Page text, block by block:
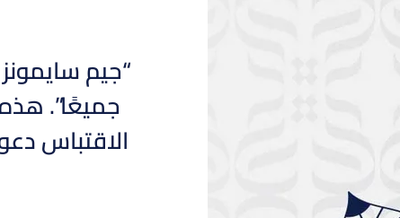
“جيم
جميعًا”.
الاقتباس